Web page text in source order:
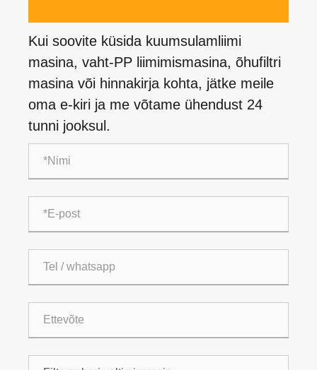
Kui soovite küsida kuumsulamliimi
masina, vaht-PP liimimismasina, õhufiltri
masina või hinnakirja kohta, jätke meile
oma e-kiri ja me võtame ühendust 24
tunni jooksul.